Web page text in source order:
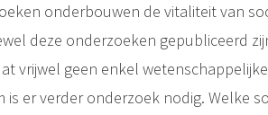
onderbouwen de vitaliteit van
deze onderzoeken gepubliceerd
vrijwel geen enkel
is er verder onderzoek nodig. Welke